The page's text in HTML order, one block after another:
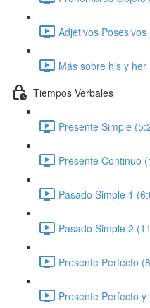
Adjetivos Posesivos
Más sobre his y her
Tiempos Verbales
Presente Simple
Presente Continuo
Pasado Simple 1
Pasado Simple 2
Presente Perfecto
Presente Perfecto